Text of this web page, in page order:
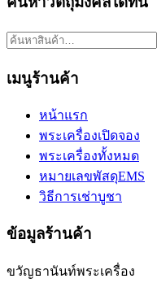
ค้นหา:
เมนูร้านค้า
หน้าแรก
พระเครื่องเปิดจอง
พระเครื่องทั้งหมด
หมายเลขพัสดุEMS
วิธีการเช่าบูชา
ข้อมูลร้านค้า
ขวัญธานันท์พระเครื่อง